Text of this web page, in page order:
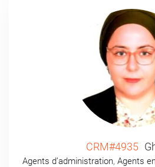
CRM#4935
Agents d’administration, Agents